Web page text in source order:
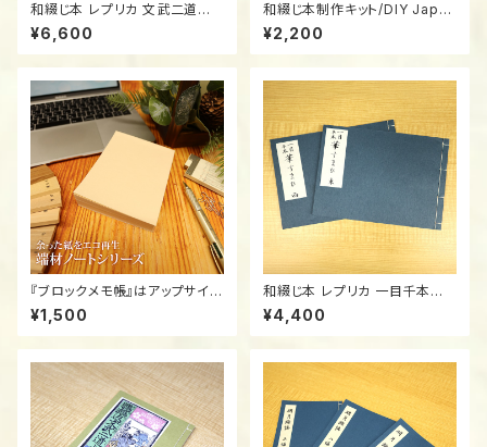
和綴じ本 レプリカ 文武二道万
石通/Authentic Replica: "Bu
nbu Nido" 1788 / The Lege
ndary Banned Edo Comic
¥6,600
和綴じ本制作キット/DIY Japan
ese Bookbinding Kit - All-i
n-One Set! (Blank Washi J
ournal)
¥2,200
『ブロックメモ帳』はアップサイク
ルのメモ帳です。環境活動の一
環として上質・高級紙を大事に
使いたい・・・。 「アップサイクルノ
うまれました。 環境活動の一環
として行っているため、いつも同
じ紙でご提供というわけにはい
かないのですが、 「格安」でご提
供いたします。
¥1,500
和綴じ本 レプリカ 一目千本東・
西/Authentic Replica: "Hito
me Senbon" 1774 / Edo-P
eriod Courtesans as Ikeba
¥4,400